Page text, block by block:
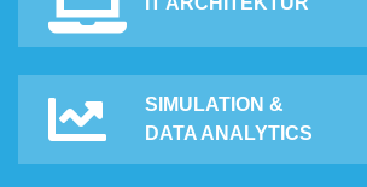
SIMULATION &
DATA ANALYTICS